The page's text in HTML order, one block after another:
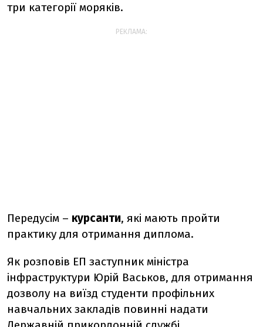
три категорії моряків.
РЕКЛАМА:
Передусім – курсанти, які мають пройти
практику для отримання диплома.
Як розповів ЕП заступник міністра
інфраструктури Юрій Васьков, для отримання
дозволу на виїзд студенти профільних
навчальних закладів повинні надати